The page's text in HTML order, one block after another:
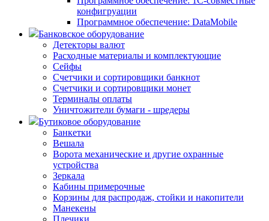
конфигруации
Программное обеспечение: DataMobile
Банковское оборудование
Детекторы валют
Расходные материалы и комплектующие
Сейфы
Счетчики и сортировщики банкнот
Счетчики и сортировщики монет
Терминалы оплаты
Уничтожители бумаги - шредеры
Бутиковое оборудование
Банкетки
Вешала
Ворота механические и другие охранные
устройства
Зеркала
Кабины примерочные
Корзины для распродаж, стойки и накопители
Манекены
Плечики